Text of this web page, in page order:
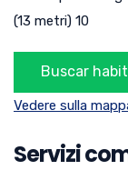
(13 metri) 10
Vedere sulla
Servizi